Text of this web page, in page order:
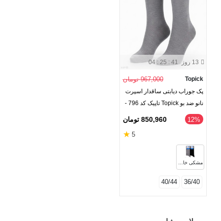
13 روز 04 : 25 : 40
Topick 967,000 تومان
پک جوراب دیابتی ساقدار اسپرت
نانو ضد بو Topick تاپیک کد 796 -
بسته 2 جفتی
‎12% 850,960 تومان
5
★
مشکی خاکستری
36/40
40/44